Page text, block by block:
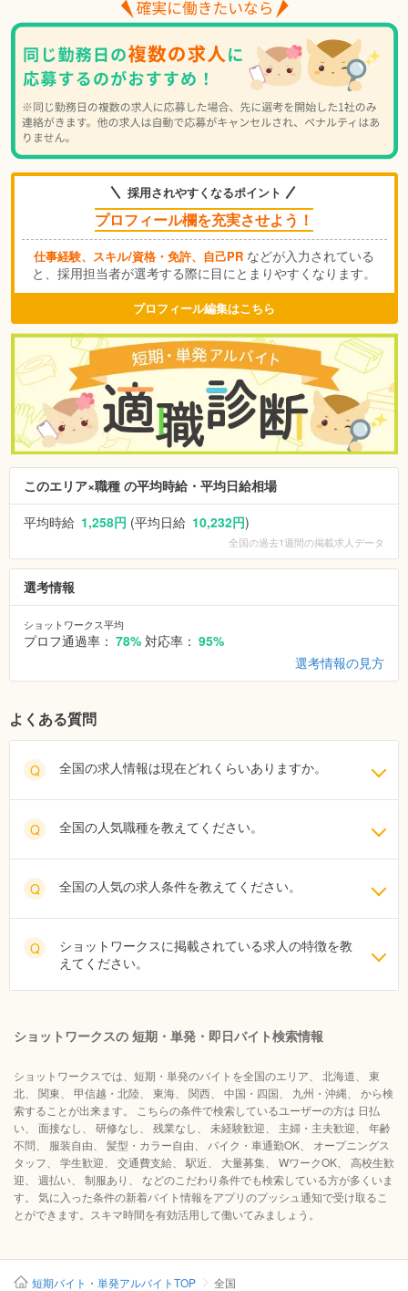
採用されやすくなるポイント
プロフィール欄を充実させよう！
仕事経験、スキル/資格・免許、自己PR などが入力されている
と、採用担当者が選考する際に目にとまりやすくなります。
プロフィール編集はこちら
このエリア×職種 の平均時給・平均日給相場
平均時給 1,258円 (平均日給 10,232円)
全国の過去1週間の掲載求人データ
選考情報
ショットワークス平均
プロフ通過率： 78% 対応率： 95%
選考情報の見方
よくある質問
Q 全国の求人情報は現在どれくらいありますか。
Q 全国の人気職種を教えてください。
Q 全国の人気の求人条件を教えてください。
Q
ショットワークスに掲載されている求人の特徴を教
えてください。
ショットワークスの 短期・単発・即日バイト検索情報
ショットワークスでは、短期・単発のバイトを全国のエリア、 北海道、 東
北、 関東、 甲信越・北陸、 東海、 関西、 中国・四国、 九州・沖縄、 から検
索することが出来ます。 こちらの条件で検索しているユーザーの方は 日払
い、 面接なし、 研修なし、 残業なし、 未経験歓迎、 主婦・主夫歓迎、 年齢
不問、 服装自由、 髪型・カラー自由、 バイク・車通勤OK、 オープニングス
タッフ、 学生歓迎、 交通費支給、 駅近、 大量募集、 WワークOK、 高校生歓
迎、 週払い、 制服あり、 などのこだわり条件でも検索している方が多くいま
す。 気に入った条件の新着バイト情報をアプリのプッシュ通知で受け取るこ
とができます。スキマ時間を有効活用して働いてみましょう。
短期バイト・単発アルバイトTOP 全国